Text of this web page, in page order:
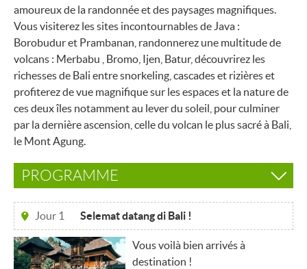
amoureux de la randonnée et des paysages magnifiques.
Vous visiterez les sites incontournables de Java :
Borobudur et Prambanan, randonnerez une multitude de
volcans : Merbabu , Bromo, Ijen, Batur, découvrirez les
richesses de Bali entre snorkeling, cascades et rizières et
profiterez de vue magnifique sur les espaces et la nature de
ces deux îles notamment au lever du soleil, pour culminer
par la dernière ascension, celle du volcan le plus sacré à Bali,
le Mont Agung.
PROGRAMME
Jour 1 Selemat datang di Bali !
Vous voilà bien arrivés à
destination !